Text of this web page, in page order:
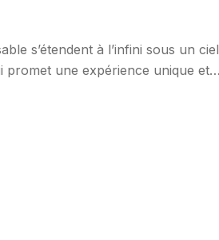
s’étendent à l’infini sous un ciel
promet une expérience unique et
attire les aventuriers et les […]